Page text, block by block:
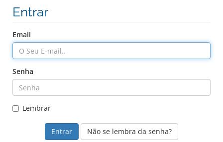
Entrar
Email
Senha
Lembrar
Não se lembra da senha?